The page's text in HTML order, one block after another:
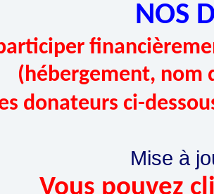
NOS
(hébergement,
donateurs ci-
Mise à
Vous pouvez